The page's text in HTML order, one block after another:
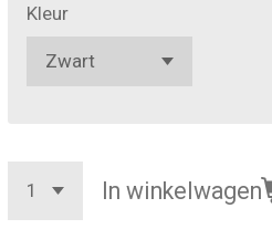
Kleur
In winkelwagen